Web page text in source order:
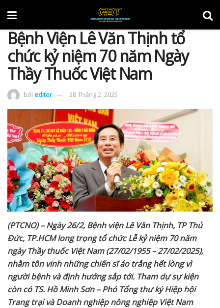
Bệnh Viện Lê Văn Thịnh tổ
chức kỷ niệm 70 năm Ngày
Thầy Thuốc Việt Nam
bởi editor 28 Tháng 2, 2025
(PTCNO) – Ngày 26/2, Bệnh viện Lê Văn Thịnh, TP Thủ
Đức, TP.HCM long trọng tổ chức Lễ kỷ niệm 70 năm
ngày Thầy thuốc Việt Nam (27/02/1955 – 27/02/2025),
nhằm tôn vinh những chiến sĩ áo trắng hết lòng vì
người bệnh và định hướng sắp tới. Tham dự sự kiện
còn có TS. Hồ Minh Sơn – Phó Tổng thư ký Hiệp hội
Trang trại và Doanh nghiệp nông nghiệp Việt Nam